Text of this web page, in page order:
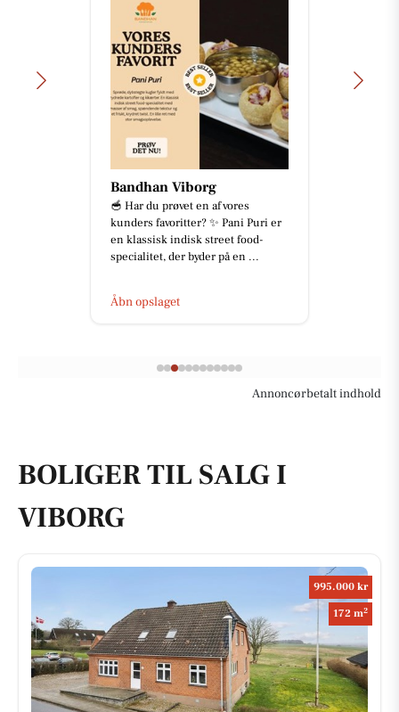
Bandhan Viborg
🥣 Har du prøvet en af vores
kunders favoritter? ✨ Pani Puri er
en klassisk indisk street food-
specialitet, der byder på en ...
Åbn opslaget
Annoncørbetalt indhold
BOLIGER TIL SALG I
VIBORG
995.000 kr
172 m2